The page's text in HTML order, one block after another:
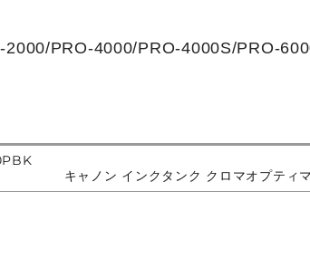
PRO-4000/PRO-4000S/PRO-
キャノン インクタンク クロマオプティ